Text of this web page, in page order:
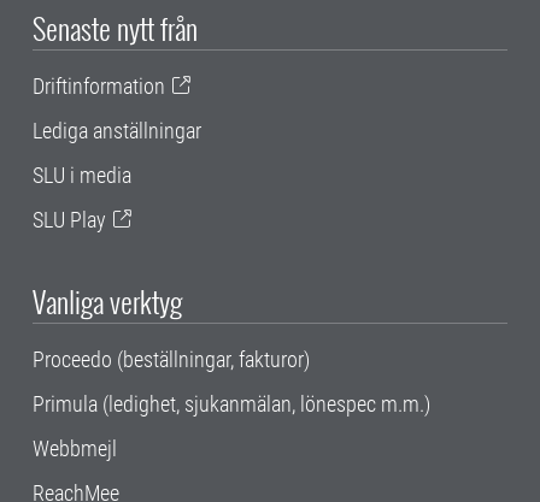
Senaste nytt från
Driftinformation
Lediga anställningar
SLU i media
SLU Play
Vanliga verktyg
Proceedo (beställningar, fakturor)
Primula (ledighet, sjukanmälan, lönespec m.m.)
Webbmejl
ReachMee